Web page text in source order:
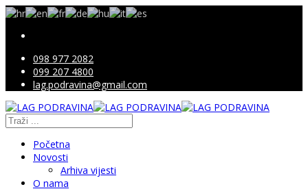
098 977 2082
099 207 4800
lag.podravina@gmail.com
Početna
Novosti
Arhiva vijesti
O nama